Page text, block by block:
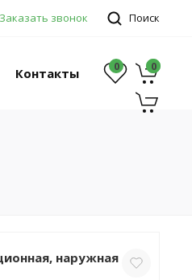
Заказать звонок Поиск
Контакты 0 0
0
наружная